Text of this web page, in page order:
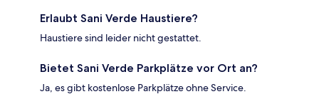
Erlaubt Sani Verde Haustiere?
Haustiere sind leider nicht gestattet.
Bietet Sani Verde Parkplätze vor Ort an?
Ja, es gibt kostenlose Parkplätze ohne Service.